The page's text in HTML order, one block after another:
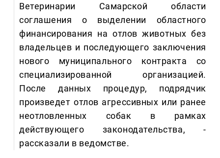
Ветеринарии Самарской области
соглашения о выделении областного
финансирования на отлов животных без
владельцев и последующего заключения
нового муниципального контракта со
специализированной организацией.
После данных процедур, подрядчик
произведет отлов агрессивных или ранее
неотловленных собак в рамках
действующего законодательства, -
рассказали в ведомстве.